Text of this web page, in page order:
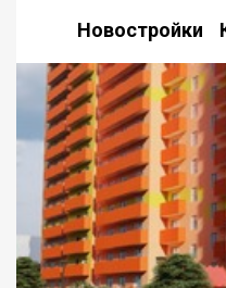
Новостройки